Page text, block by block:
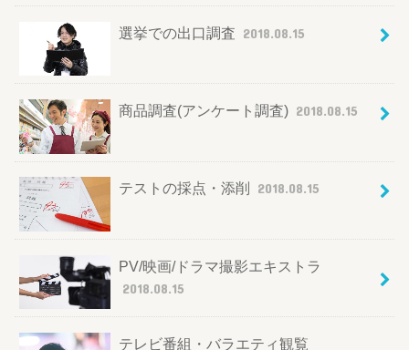
選挙での出口調査 2018.08.15
商品調査(アンケート調査) 2018.08.15
テストの採点・添削 2018.08.15
PV/映画/ドラマ撮影エキストラ
2018.08.15
テレビ番組・バラエティ観覧